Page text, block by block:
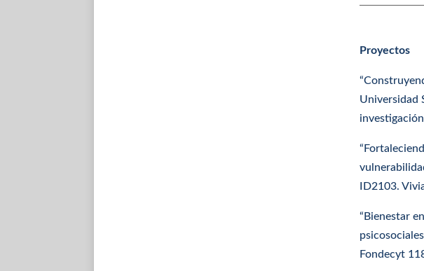
Proyectos
Universidad
ID2103.
“Bienestar
Fondecyt